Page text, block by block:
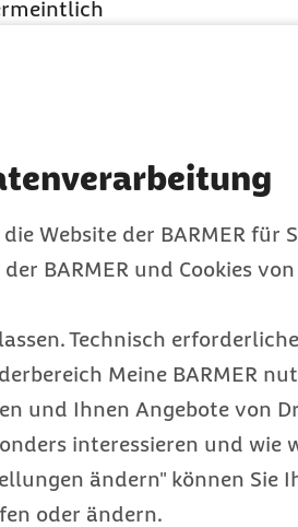
Website der BARMER für
BARMER und Cookies
Technisch
Meine BARMER
und Ihnen Angebote von
interessieren und wie
ändern" können
oder ändern.
Effekt
ist als
diese